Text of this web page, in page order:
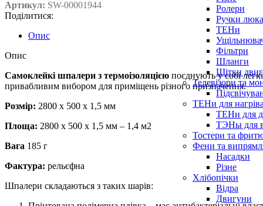
Ролери
Ручки
ТЕНи
Фільтри
Шланги
Щітки
Телевізори та
ТЕНи для
ТЕНи для
ТЭНы для
Тостери та
Фени та
Насадки
Різне
Хлібопічки
Відра
Двигуни
Артикул: SW-00001944
Поділитися:
Опис
Опис
Самоклейкі шпалери з термоізоляцією поєднують у собі
привабливим вибором для приміщень різного призначення.
Розмір: 2800 х 500 х 1,5 мм
Площа: 2800 х 500 х 1,5 мм – 1,4 м2
Вага 185 г
Фактура: рельєфна
Шпалери складаються з таких шарів: